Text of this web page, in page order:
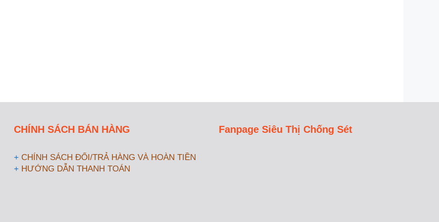
CHÍNH SÁCH BÁN HÀNG
+ CHÍNH SÁCH ĐỔI/TRẢ HÀNG VÀ HOÀN TIỀN
+ HƯỚNG DẪN THANH TOÁN
Fanpage Siêu Thị Chống Sét